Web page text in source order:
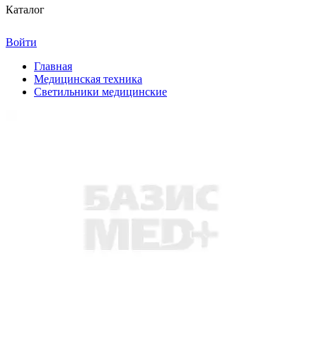
Каталог
Войти
Главная
Медицинская техника
Светильники медицинские